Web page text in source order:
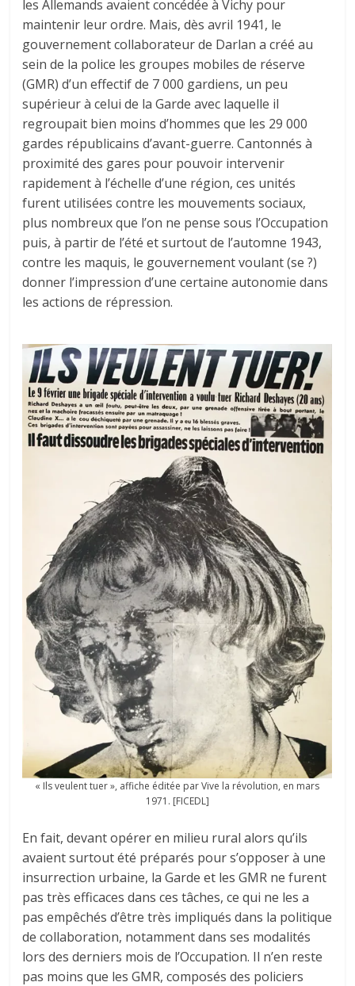
les Allemands avaient concédée à Vichy pour
maintenir leur ordre. Mais, dès avril 1941, le
gouvernement collaborateur de Darlan a créé au
sein de la police les groupes mobiles de réserve
(GMR) d’un effectif de 7 000 gardiens, un peu
supérieur à celui de la Garde avec laquelle il
regroupait bien moins d’hommes que les 29 000
gardes républicains d’avant-guerre. Cantonnés à
proximité des gares pour pouvoir intervenir
rapidement à l’échelle d’une région, ces unités
furent utilisées contre les mouvements sociaux,
plus nombreux que l’on ne pense sous l’Occupation
puis, à partir de l’été et surtout de l’automne 1943,
contre les maquis, le gouvernement voulant (se ?)
donner l’impression d’une certaine autonomie dans
les actions de répression.
« Ils veulent tuer », affiche éditée par Vive la révolution, en mars
1971. [FICEDL]
En fait, devant opérer en milieu rural alors qu’ils
avaient surtout été préparés pour s’opposer à une
insurrection urbaine, la Garde et les GMR ne furent
pas très efficaces dans ces tâches, ce qui ne les a
pas empêchés d’être très impliqués dans la politique
de collaboration, notamment dans ses modalités
lors des derniers mois de l’Occupation. Il n’en reste
pas moins que les GMR, composés des policiers